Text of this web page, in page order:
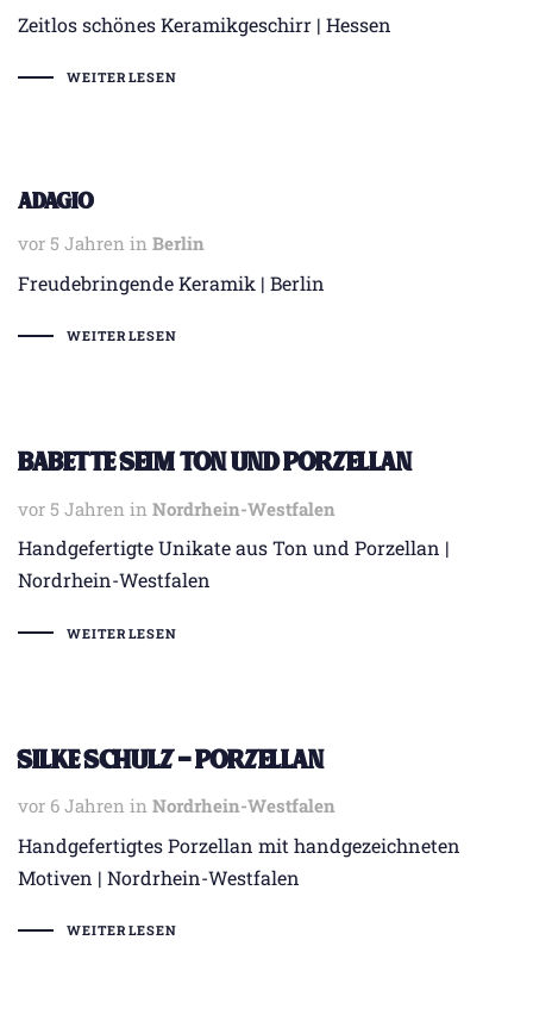
Zeitlos schönes Keramikgeschirr | Hessen
WEITERLESEN
Adagio
vor 5 Jahren in
Tags Berlin
Freudebringende Keramik | Berlin
WEITERLESEN
Babette Seim Ton und Porzellan
vor 5 Jahren in
Tags Nordrhein-Westfalen
Handgefertigte Unikate aus Ton und Porzellan |
Nordrhein-Westfalen
WEITERLESEN
Silke Schulz – Porzellan
vor 6 Jahren in
Tags Nordrhein-Westfalen
Handgefertigtes Porzellan mit handgezeichneten
Motiven | Nordrhein-Westfalen
WEITERLESEN